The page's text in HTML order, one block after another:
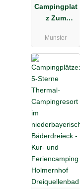
Campingplat
z Zum
Munster